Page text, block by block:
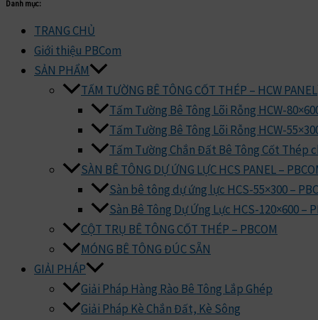
Danh mục:
TRANG CHỦ
Giới thiệu PBCom
SẢN PHẨM
TẤM TƯỜNG BÊ TÔNG CỐT THÉP – HCW PANEL
Tấm Tường Bê Tông Lõi Rỗng HCW-
Tấm Tường Bê Tông Lõi Rỗng HCW-
Tấm Tường Chắn Đất Bê Tông Cốt Thép
SÀN BÊ TÔNG DỰ ỨNG LỰC HCS PANEL –
Sàn bê tông dự ứng lực HCS-55×300 –
Sàn Bê Tông Dự Ứng Lực HCS-120×600 –
CỘT TRỤ BÊ TÔNG CỐT THÉP – PBCOM
MÓNG BÊ TÔNG ĐÚC SẴN
GIẢI PHÁP
Giải Pháp Hàng Rào Bê Tông Lắp Ghép
Giải Pháp Kè Chắn Đất, Kè Sông